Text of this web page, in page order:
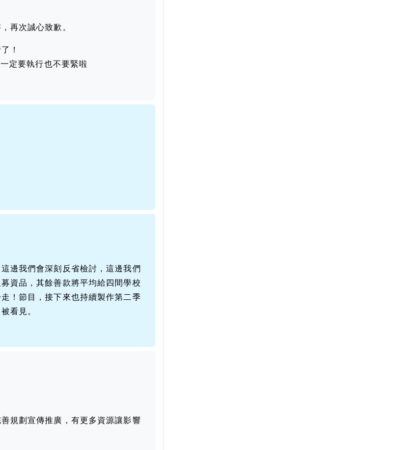
再次誠心致歉。
！
定要執行也不要緊啦
邊我們會深刻反省檢討，這邊我們
資品，其餘善款將平均給四間學校
！節目，接下來也持續製作第二季
看見。
規劃宣傳推廣，有更多資源讓影響